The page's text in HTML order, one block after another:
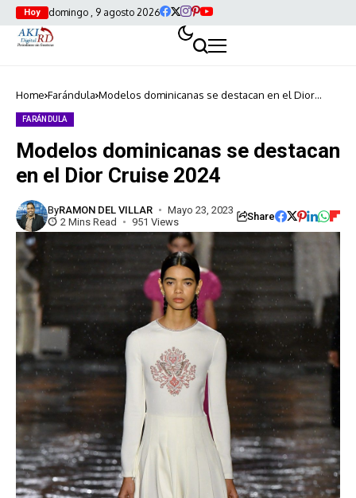
Hoy domingo , 9 agosto 2026
Home Farándula Modelos dominicanas se destacan en el Dior
FARÁNDULA
Modelos dominicanas se destacan
en el Dior Cruise 2024
ByRAMON DEL VILLAR
Mayo 23, 2023
2 Mins Read
951 Views Share